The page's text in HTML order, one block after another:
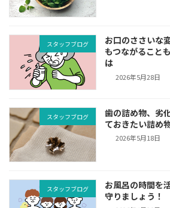
スタッフブログ
お口のささいな
もつながること
は
2026年5月28日
スタッフブログ
歯の詰め物、劣
ておきたい詰め
2026年5月18日
スタッフブログ
お風呂の時間を
守りましょう！